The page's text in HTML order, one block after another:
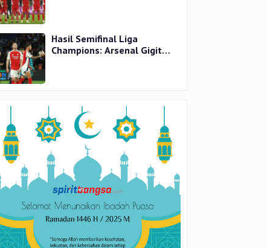
Hasil Semifinal Liga
Champions: Arsenal Gigit